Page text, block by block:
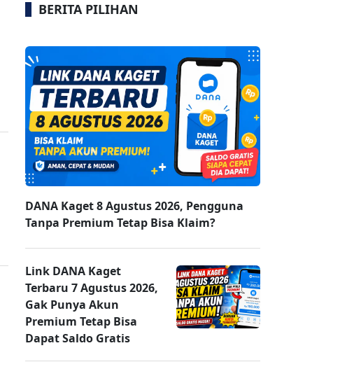
BERITA PILIHAN
DANA Kaget 8 Agustus 2026, Pengguna
Tanpa Premium Tetap Bisa Klaim?
Link DANA Kaget
Terbaru 7 Agustus 2026,
Gak Punya Akun
Premium Tetap Bisa
Dapat Saldo Gratis